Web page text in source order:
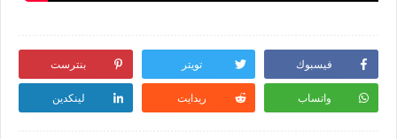
فيسبوك تويتر بنترست
واتساب ريدايت لينكدين